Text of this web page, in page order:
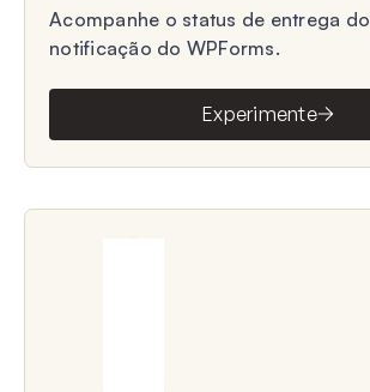
Acompanhe o status de entrega
notificação do WPForms.
Experimente